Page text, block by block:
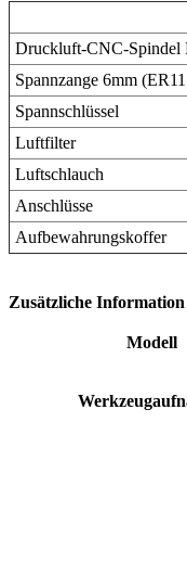
Druckluft-CNC-Spindel
Spannzange 6mm
Spannschlüssel
Luftfilter
Luftschlauch
Anschlüsse
Aufbewahrungskoffer
Zusätzliche Information
Modell